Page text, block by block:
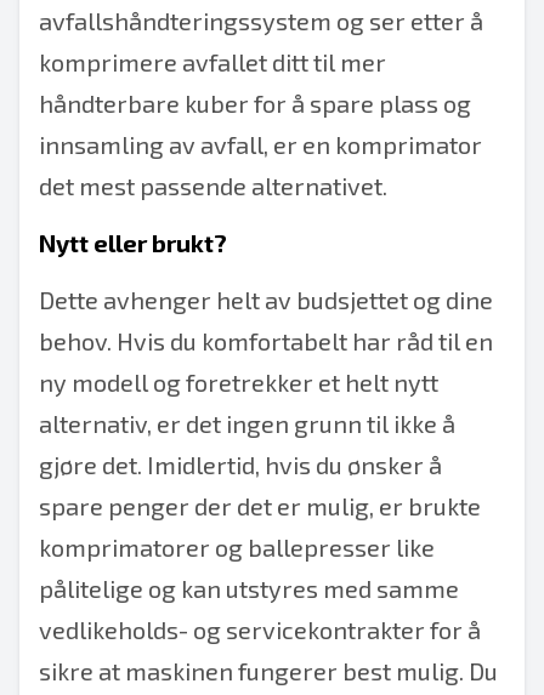
avfallshåndteringssystem og ser etter å
komprimere avfallet ditt til mer
håndterbare kuber for å spare plass og
innsamling av avfall, er en komprimator
det mest passende alternativet.
Nytt eller brukt?
Dette avhenger helt av budsjettet og dine
behov. Hvis du komfortabelt har råd til en
ny modell og foretrekker et helt nytt
alternativ, er det ingen grunn til ikke å
gjøre det. Imidlertid, hvis du ønsker å
spare penger der det er mulig, er brukte
komprimatorer og ballepresser like
pålitelige og kan utstyres med samme
vedlikeholds- og servicekontrakter for å
sikre at maskinen fungerer best mulig. Du